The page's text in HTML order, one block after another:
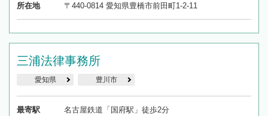
所在地 〒440-0814 愛知県豊橋市前田町1-2-11
三浦法律事務所
愛知県 豊川市
最寄駅 名古屋鉄道「国府駅」徒歩2分